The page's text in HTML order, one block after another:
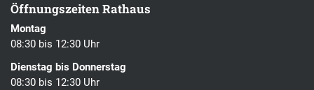
Öffnungszeiten Rathaus
Montag
08:30 bis 12:30 Uhr
Dienstag bis Donnerstag
08:30 bis 12:30 Uhr